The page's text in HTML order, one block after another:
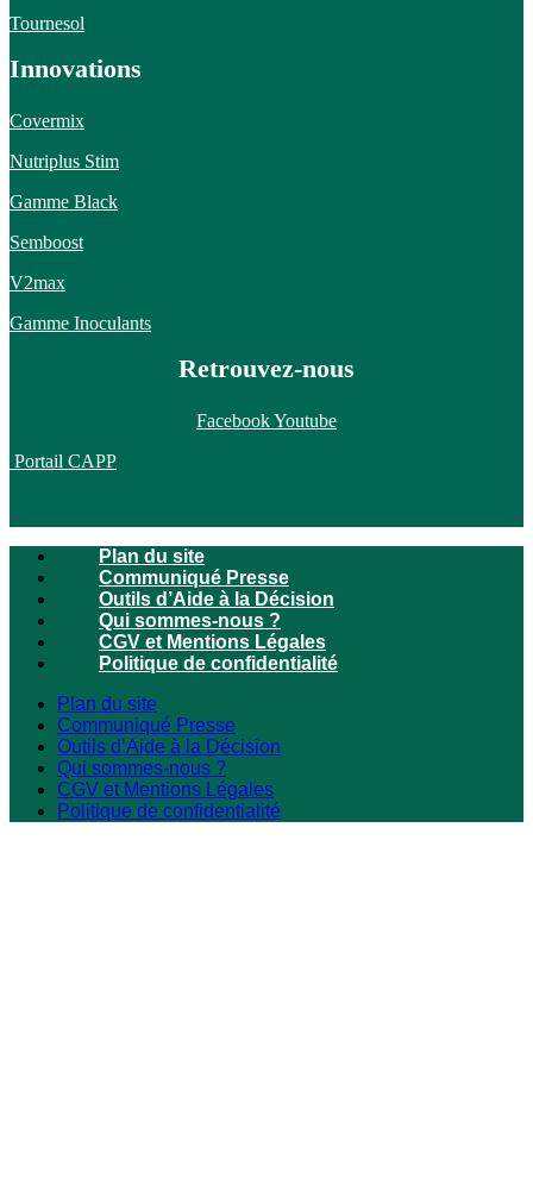
Tournesol
Innovations
Covermix
Nutriplus Stim
Gamme Black
Semboost
V2max
Gamme Inoculants
Retrouvez-nous
FacebookYoutube
Portail CAPP
Plan du site
Communiqué Presse
Outils d’Aide à la Décision
Qui sommes-nous ?
CGV et Mentions Légales
Politique de confidentialité
Plan du site
Communiqué Presse
Outils d’Aide à la Décision
Qui sommes-nous ?
CGV et Mentions Légales
Politique de confidentialité